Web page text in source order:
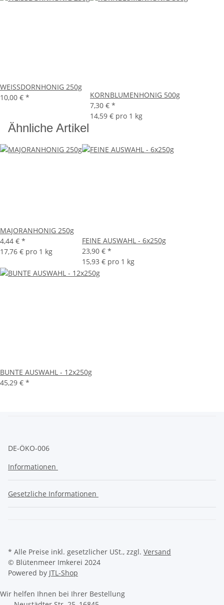
WEISSDORNHONIG 250g
10,00 € *
KORNBLUMENHONIG 500g
7,30 € *
14,59 € pro 1 kg
Ähnliche Artikel
MAJORANHONIG 250g
4,44 € *
17,76 € pro 1 kg
FEINE AUSWAHL - 6x250g
23,90 € *
15,93 € pro 1 kg
BUNTE AUSWAHL - 12x250g
45,29 € *
DE-ÖKO-006
Informationen
Gesetzliche Informationen
* Alle Preise inkl. gesetzlicher USt., zzgl. Versand
© Blütenmeer Imkerei 2024
Powered by JTL-Shop
Wir helfen Ihnen bei Ihrer Bestellung